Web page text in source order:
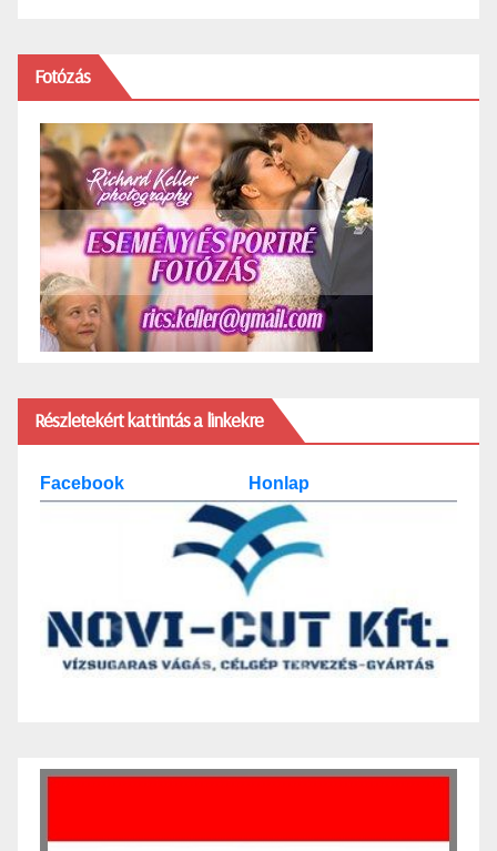
Fotózás
Részletekért kattintás a linkekre
Facebook Honlap